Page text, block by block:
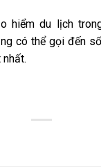
hiểm du lịch
có thể gọi đến